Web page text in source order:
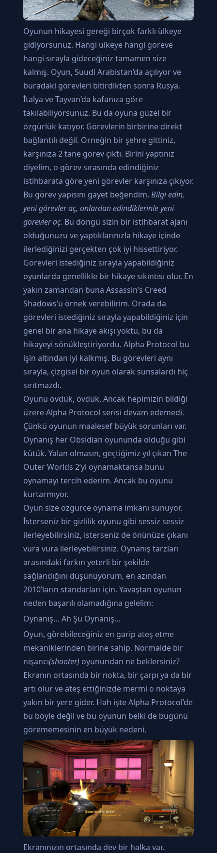
Oyunun hikayesi gereği birçok farklı ülkeye
gidiyorsunuz. Hangi ülkeye hangi göreve
hangi sırayla gideceğiniz tamamen size
kalmış. Oyun, Suudi Arabistan’da açılıyor ve
buradaki görevleri bitirdikten sonra Rusya,
İtalya ve Tayvan’da kafanıza göre
takılabiliyorsunuz. Bu da oyuna güzel bir
özgürlük katıyor. Görevlerin birbirine direkt
bağlantılı değil. Örneğin bir şehre gittiniz,
karşınıza 2 tane görev çıktı. Birini yaptınız
diyelim, o görev sırasında edindiğiniz
istihbarata göre yeni görevler karşınıza çıkıyor.
Bu görev yapısını gayet beğendim. Bilgi edin,
yeni görevler aç, onlardan edindiklerinle yeni
görevler aç. Bu döngü sizin bir istihbarat ajanı
olduğunuzu ve yaptıklarınızla hikaye içinde
ilerlediğinizi gerçekten çok iyi hissettiriyor.
Görevleri istediğiniz sırayla yapabildiğiniz
oyunlarda genellikle bir hikaye sıkıntısı olur. En
yakın zamandan buna Assassin’s Creed
Shadows’u örnek verebilirim. Orada da
görevleri istediğiniz sırayla yapabildiğiniz için
genel bir ana hikaye akışı yoktu, bu da
hikayeyi sönükleştiriyordu. Alpha Protocol bu
işin altından iyi kalkmış. Bu görevleri aynı
sırayla, çizgisel bir oyun olarak sunsalardı hiç
sırıtmazdı.
Oyunu övdük, övdük. Ancak hepimizin bildiği
üzere Alpha Protocol serisi devam edemedi.
Çünkü oyunun maalesef büyük sorunları var.
Oynanış her Obsidian oyununda olduğu gibi
kütük. Yalan olmasın, geçtiğimiz yıl çıkan The
Outer Worlds 2’yi oynamaktansa bunu
oynamayı tercih ederim. Ancak bu oyunu
kurtarmıyor.
Oyun size özgürce oynama imkanı sunuyor.
İsterseniz bir gizlilik oyunu gibi sessiz sessiz
ilerleyebilirsiniz, isterseniz de önünüze çıkanı
vura vura ilerleyebilirsiniz. Oynanış tarzları
arasındaki farkın yeterli bir şekilde
sağlandığını düşünüyorum, en azından
2010’ların standarları için. Yavaştan oyunun
neden başarılı olamadığına gelelim:
Oynanış… Ah Şu Oynanış…
Oyun, görebileceğiniz en garip ateş etme
mekaniklerinden birine sahip. Normalde bir
nişancı(shooter) oyunundan ne beklersiniz?
Ekranın ortasında bir nokta, bir çarpı ya da bir
artı olur ve ateş ettiğinizde mermi o noktaya
yakın bir yere gider. Hah işte Alpha Protocol’de
bu böyle değil ve bu oyunun belki de bugünü
görememesinin en büyük nedeni.
Ekranınızın ortasında dev bir halka var.